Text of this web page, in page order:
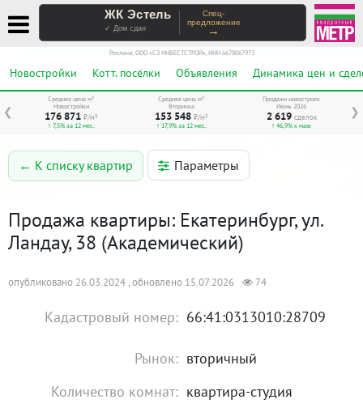
ЖК Эстель
✓ Дом сдан
Спец-
предложение
→
Реклама. ООО «СЗ ИНВЕСТСТРОЙ», ИНН 6678067973
Новостройки Котт. посёлки Объявления Динамика цен и
❮ ❯
Средняя цена м²
Новостройки
176 871 ₽/м²
↑ 7,5% за 12 мес.
Средняя цена м²
Вторичка
153 548 ₽/м²
↑ 17,9% за 12 мес.
Продажи новостроек
Июнь 2026
2 619 сделок
↑ 46,9% к маю
← К списку квартир Параметры
Продажа квартиры: Екатеринбург, ул.
Ландау, 38 (Академический)
опубликовано 26.03.2024 , обновлено 15.07.2026 74
Кадастровый номер: 66:41:0313010:28709
Рынок: вторичный
Количество комнат: квартира-студия